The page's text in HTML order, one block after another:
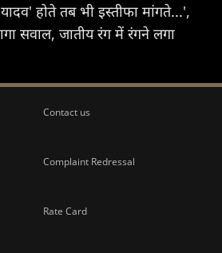
होते तब भी इस्तीफा मांगते...',
सवाल, जातीय रंग में रंगने लगा
Contact us
Complaint Redressal
Rate Card